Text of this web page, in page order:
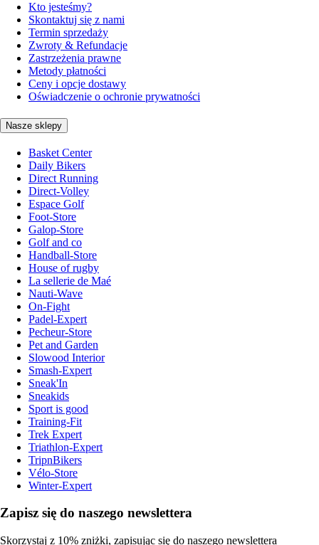
Kto jesteśmy?
Skontaktuj się z nami
Termin sprzedaży
Zwroty & Refundacje
Zastrzeżenia prawne
Metody płatności
Ceny i opcje dostawy
Oświadczenie o ochronie prywatności
Nasze sklepy
Basket Center
Daily Bikers
Direct Running
Direct-Volley
Espace Golf
Foot-Store
Galop-Store
Golf and co
Handball-Store
House of rugby
La sellerie de Maé
Nauti-Wave
On-Fight
Padel-Expert
Pecheur-Store
Pet and Garden
Slowood Interior
Smash-Expert
Sneak'In
Sneakids
Sport is good
Training-Fit
Trek Expert
Triathlon-Expert
TripnBikers
Vélo-Store
Winter-Expert
Zapisz się do naszego newslettera
Skorzystaj z 10% zniżki, zapisując się do naszego newslettera